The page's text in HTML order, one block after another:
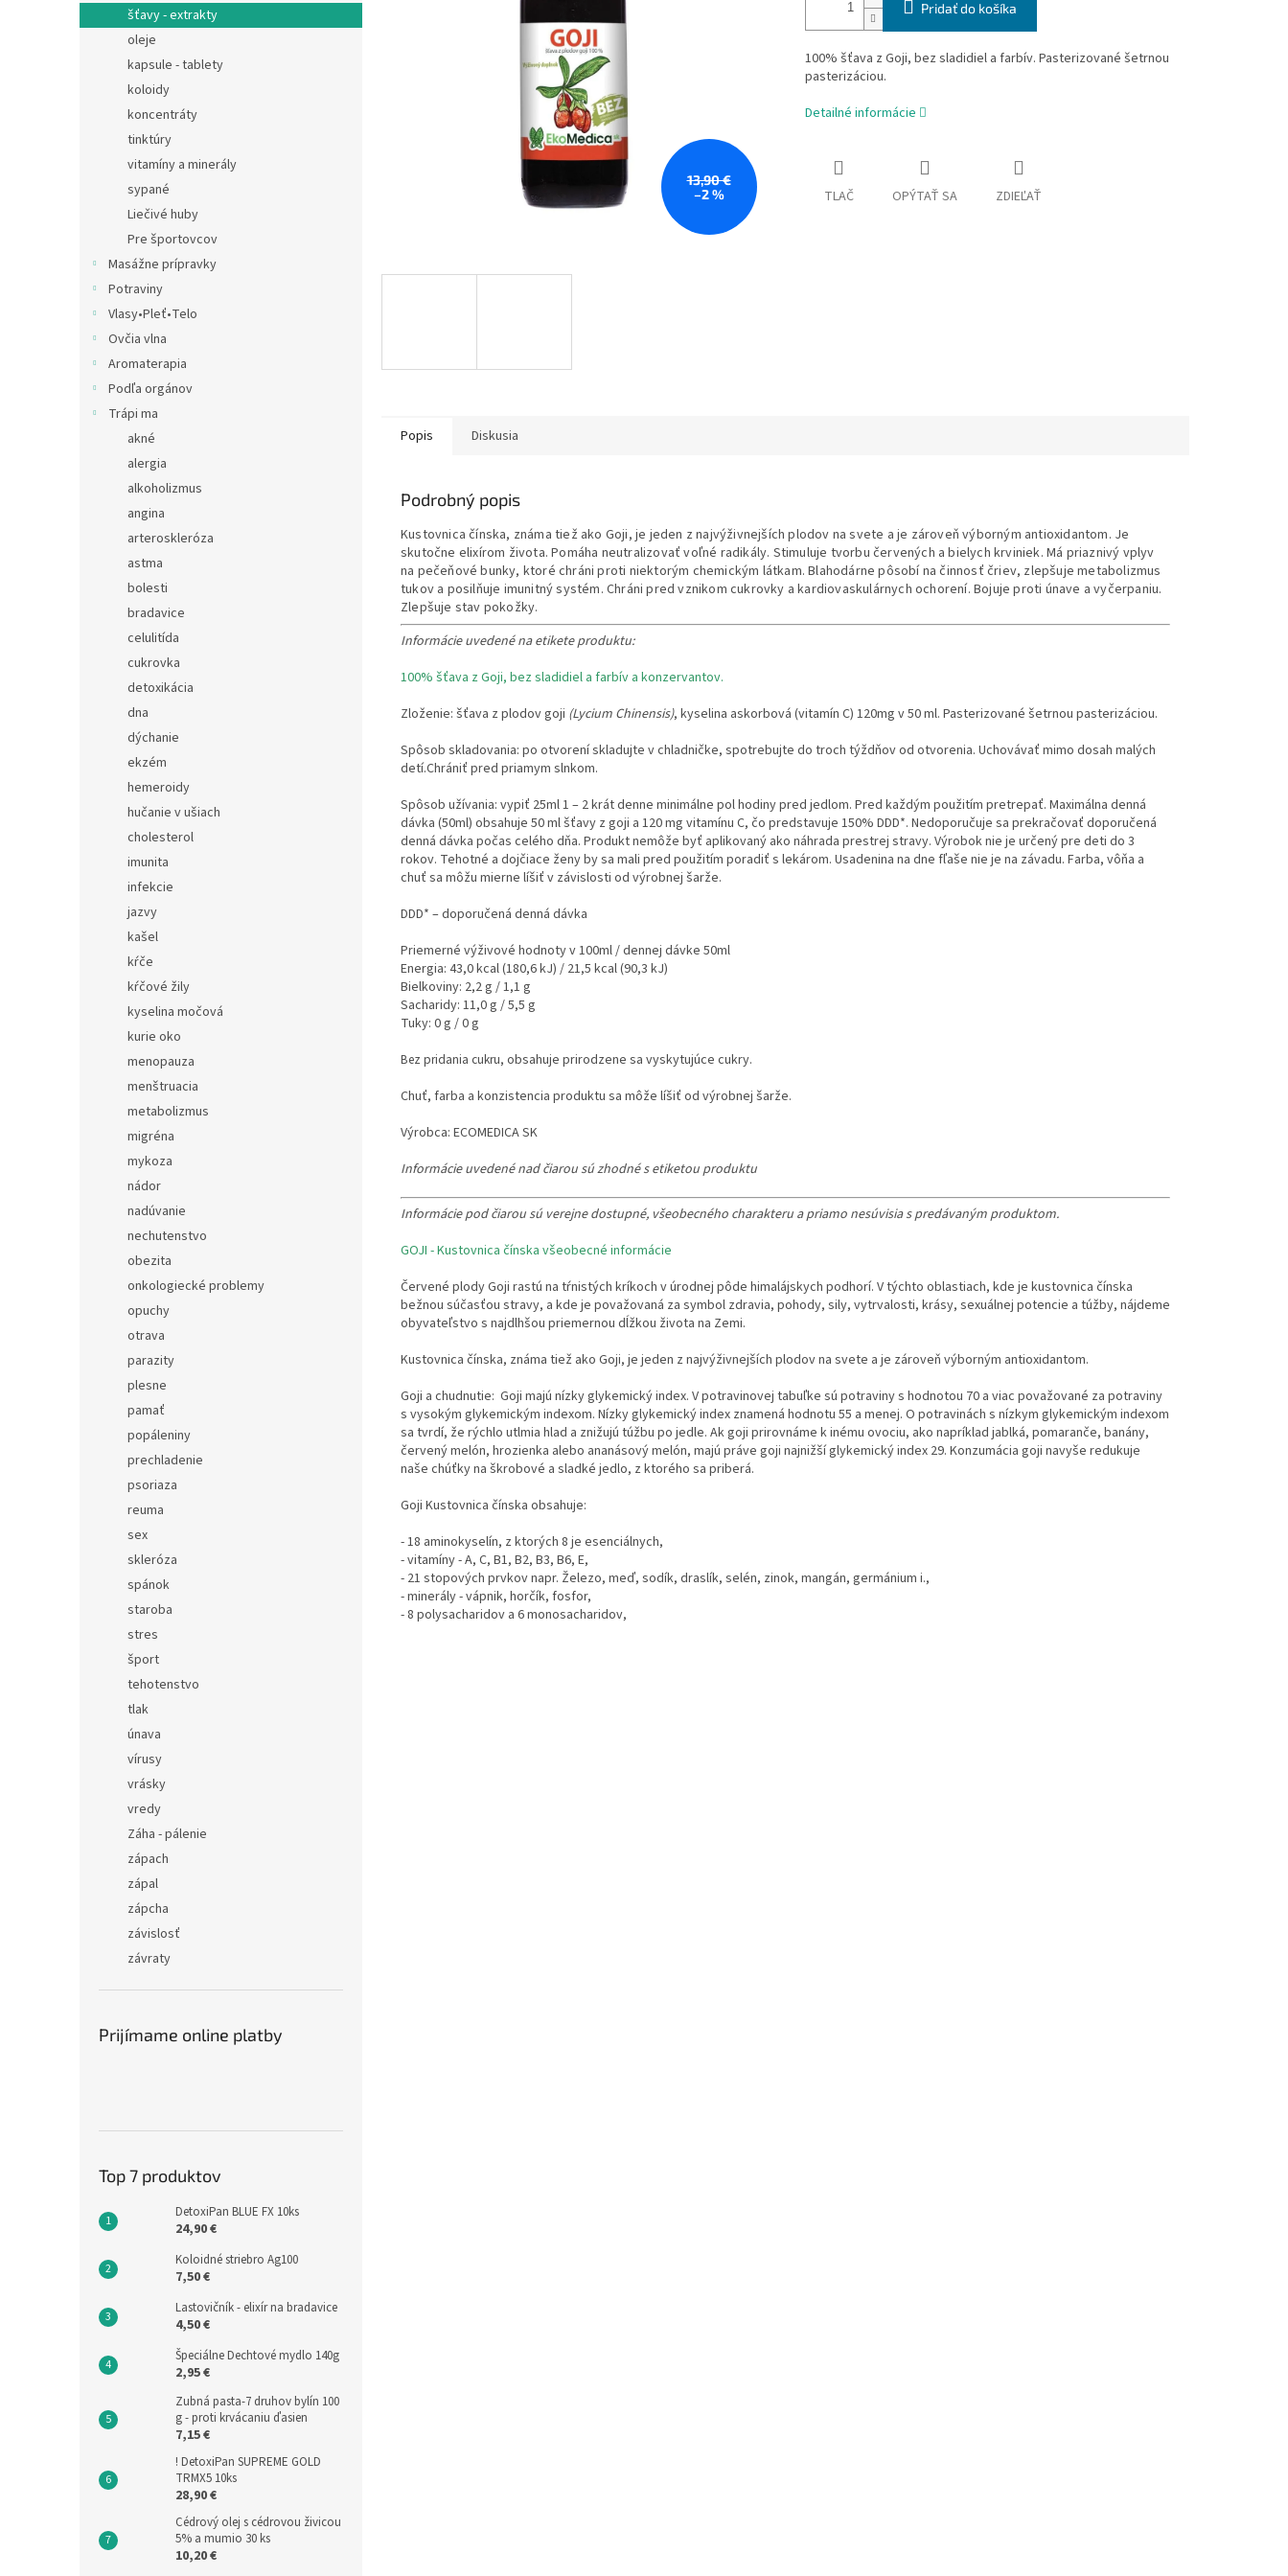
šťavy - extrakty
oleje
kapsule - tablety
koloidy
koncentráty
tinktúry
vitamíny a minerály
sypané
Liečivé huby
Pre športovcov
Masážne prípravky
Potraviny
Vlasy•Pleť•Telo
Ovčia vlna
Aromaterapia
Podľa orgánov
Trápi ma
akné
alergia
alkoholizmus
angina
arteroskleróza
astma
bolesti
bradavice
celulitída
cukrovka
detoxikácia
dna
dýchanie
ekzém
hemeroidy
hučanie v ušiach
cholesterol
imunita
infekcie
jazvy
kašel
kŕče
kŕčové žily
kyselina močová
kurie oko
menopauza
menštruacia
metabolizmus
migréna
mykoza
nádor
nadúvanie
nechutenstvo
obezita
onkologiecké problemy
opuchy
otrava
parazity
plesne
pamať
popáleniny
prechladenie
psoriaza
reuma
sex
skleróza
spánok
staroba
stres
šport
tehotenstvo
tlak
únava
vírusy
vrásky
vredy
Záha - pálenie
zápach
zápal
zápcha
závislosť
závraty
Prijímame online platby
Top 7 produktov
DetoxiPan BLUE FX 10ks
24,90 €
Koloidné striebro Ag100
7,50 €
Lastovičník - elixír na bradavice
4,50 €
Špeciálne Dechtové mydlo 140g
2,95 €
Zubná pasta-7 druhov bylín 100
g - proti krvácaniu ďasien
7,15 €
! DetoxiPan SUPREME GOLD
TRMX5 10ks
28,90 €
Cédrový olej s cédrovou živicou
5% a mumio 30 ks
10,20 €
13,90 €
–2 %
Pridať do košíka
100% šťava z Goji, bez sladidiel a farbív. Pasterizované šetrnou
pasterizáciou.
Detailné informácie
TLAČ OPÝTAŤ SA ZDIEĽAŤ
Popis Diskusia
Podrobný popis
Kustovnica čínska, známa tiež ako Goji, je jeden z najvýživnejších plodov na svete a je zároveň výborným antioxidantom. Je
skutočne elixírom života. Pomáha neutralizovať voľné radikály. Stimuluje tvorbu červených a bielych krviniek. Má priaznivý vplyv
na pečeňové bunky, ktoré chráni proti niektorým chemickým látkam. Blahodárne pôsobí na činnosť čriev, zlepšuje metabolizmus
tukov a posilňuje imunitný systém. Chráni pred vznikom cukrovky a kardiovaskulárnych ochorení. Bojuje proti únave a vyčerpaniu.
Zlepšuje stav pokožky.
Informácie uvedené na etikete produktu:
100% šťava z Goji, bez sladidiel a farbív a konzervantov.
Zloženie: šťava z plodov goji (Lycium Chinensis), kyselina askorbová (vitamín C) 120mg v 50 ml. Pasterizované šetrnou pasterizáciou.
Spôsob skladovania: po otvorení skladujte v chladničke, spotrebujte do troch týždňov od otvorenia. Uchovávať mimo dosah malých
detí.Chrániť pred priamym slnkom.
Spôsob užívania: vypiť 25ml 1 – 2 krát denne minimálne pol hodiny pred jedlom. Pred každým použitím pretrepať. Maximálna denná
dávka (50ml) obsahuje 50 ml šťavy z goji a 120 mg vitamínu C, čo predstavuje 150% DDD*. Nedoporučuje sa prekračovať doporučená
denná dávka počas celého dňa. Produkt nemôže byť aplikovaný ako náhrada prestrej stravy. Výrobok nie je určený pre deti do 3
rokov. Tehotné a dojčiace ženy by sa mali pred použitím poradiť s lekárom. Usadenina na dne fľaše nie je na závadu. Farba, vôňa a
chuť sa môžu mierne líšiť v závislosti od výrobnej šarže.
DDD* – doporučená denná dávka
Priemerné výživové hodnoty v 100ml / dennej dávke 50ml
Energia: 43,0 kcal (180,6 kJ) / 21,5 kcal (90,3 kJ)
Bielkoviny: 2,2 g / 1,1 g
Sacharidy: 11,0 g / 5,5 g
Tuky: 0 g / 0 g
Bez pridania cukru, obsahuje prirodzene sa vyskytujúce cukry.
Chuť, farba a konzistencia produktu sa môže líšiť od výrobnej šarže.
Výrobca: ECOMEDICA SK
Informácie uvedené nad čiarou sú zhodné s etiketou produktu
Informácie pod čiarou sú verejne dostupné, všeobecného charakteru a priamo nesúvisia s predávaným produktom.
GOJI - Kustovnica čínska všeobecné informácie
Červené plody Goji rastú na tŕnistých kríkoch v úrodnej pôde himalájskych podhorí. V týchto oblastiach, kde je kustovnica čínska
bežnou súčasťou stravy, a kde je považovaná za symbol zdravia, pohody, sily, vytrvalosti, krásy, sexuálnej potencie a túžby, nájdeme
obyvateľstvo s najdlhšou priemernou dĺžkou života na Zemi.
Kustovnica čínska, známa tiež ako Goji, je jeden z najvýživnejších plodov na svete a je zároveň výborným antioxidantom.
Goji a chudnutie: Goji majú nízky glykemický index. V potravinovej tabuľke sú potraviny s hodnotou 70 a viac považované za potraviny
s vysokým glykemickým indexom. Nízky glykemický index znamená hodnotu 55 a menej. O potravinách s nízkym glykemickým indexom
sa tvrdí, že rýchlo utlmia hlad a znižujú túžbu po jedle. Ak goji prirovnáme k inému ovociu, ako napríklad jablká, pomaranče, banány,
červený melón, hrozienka alebo ananásový melón, majú práve goji najnižší glykemický index 29. Konzumácia goji navyše redukuje
naše chúťky na škrobové a sladké jedlo, z ktorého sa priberá.
Goji Kustovnica čínska obsahuje:
- 18 aminokyselín, z ktorých 8 je esenciálnych,
- vitamíny - A, C, B1, B2, B3, B6, E,
- 21 stopových prvkov napr. Železo, meď, sodík, draslík, selén, zinok, mangán, germánium i.,
- minerály - vápnik, horčík, fosfor,
- 8 polysacharidov a 6 monosacharidov,